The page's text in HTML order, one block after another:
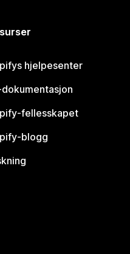
hjelpesenter
dokumentasjon
fellesskapet
blogg